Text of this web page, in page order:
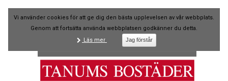
Vi använder cookies för att ge dig den bästa upplevelsen av vår webbplats.
Genom att fortsätta använda webbplatsen godkänner du detta.
Läs mer